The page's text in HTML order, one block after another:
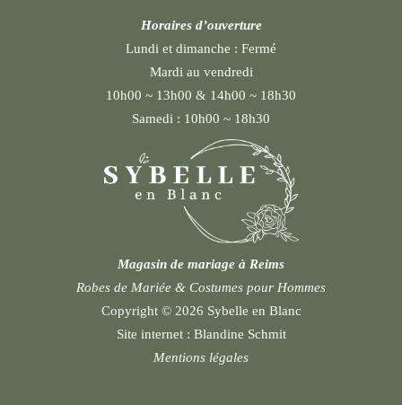
Horaires d’ouverture
Lundi et dimanche : Fermé
Mardi au vendredi
10h00 ~ 13h00 & 14h00 ~ 18h30
Samedi : 10h00 ~ 18h30
Magasin de mariage à Reims
Robes de Mariée & Costumes pour Hommes
Copyright © 2026 Sybelle en Blanc
Site internet : Blandine Schmit
Mentions légales